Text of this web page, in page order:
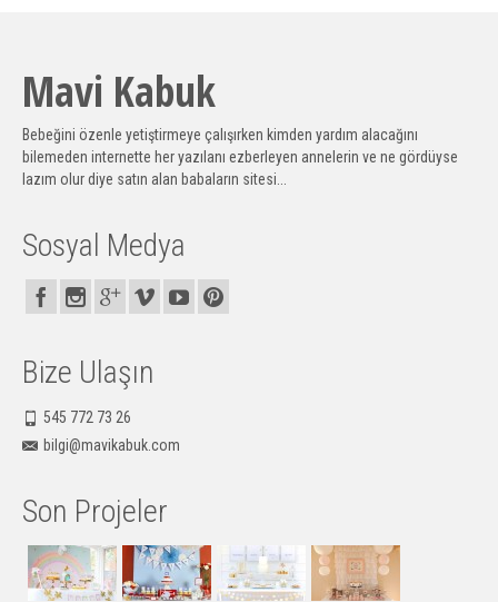
Mavi Kabuk
Bebeğini özenle yetiştirmeye çalışırken kimden yardım alacağını
bilemeden internette her yazılanı ezberleyen annelerin ve ne gördüyse
lazım olur diye satın alan babaların sitesi...
Sosyal Medya
Bize Ulaşın
545 772 73 26
bilgi@mavikabuk.com
Son Projeler